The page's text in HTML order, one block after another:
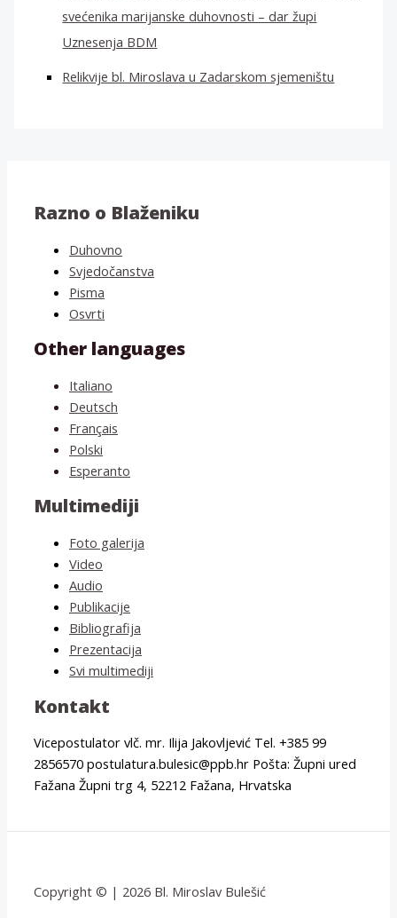
svećenika marijanske duhovnosti – dar župi
Uznesenja BDM
Relikvije bl. Miroslava u Zadarskom sjemeništu
Razno o Blaženiku
Duhovno
Svjedočanstva
Pisma
Osvrti
Other languages
Italiano
Deutsch
Français
Polski
Esperanto
Multimediji
Foto galerija
Video
Audio
Publikacije
Bibliografija
Prezentacija
Svi multimediji
Kontakt
Vicepostulator vlč. mr. Ilija Jakovljević Tel. +385 99
2856570 postulatura.bulesic@ppb.hr Pošta: Župni ured
Fažana Župni trg 4, 52212 Fažana, Hrvatska
Copyright © | 2026 Bl. Miroslav Bulešić